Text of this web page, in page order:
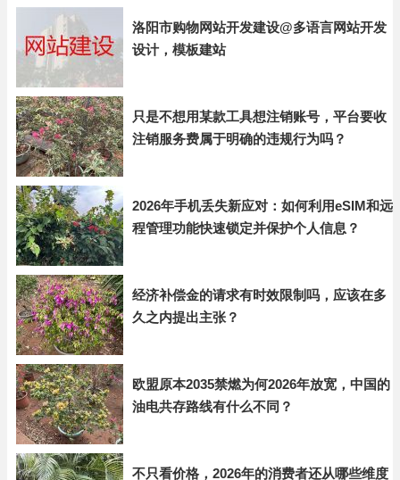
洛阳市购物网站开发建设@多语言网站开发
设计，模板建站
只是不想用某款工具想注销账号，平台要收
注销服务费属于明确的违规行为吗？
2026年手机丢失新应对：如何利用eSIM和远
程管理功能快速锁定并保护个人信息？
经济补偿金的请求有时效限制吗，应该在多
久之内提出主张？
欧盟原本2035禁燃为何2026年放宽，中国的
油电共存路线有什么不同？
不只看价格，2026年的消费者还从哪些维度